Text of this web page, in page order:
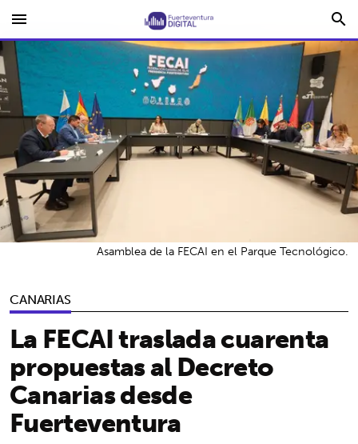
menu search
CANARIAS
La FECAI traslada cuarenta
propuestas al Decreto
Canarias desde
Fuerteventura
Asamblea de la FECAI en el Parque Tecnológico.